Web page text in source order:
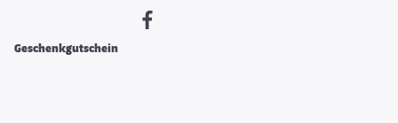
Geschenkgutschein